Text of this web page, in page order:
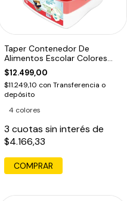
Taper Contenedor De
Alimentos Escolar Colores
Orig Maped Edu
$12.499,00
$11.249,10 con Transferencia o
depósito
4 colores
3 cuotas sin interés de
$4.166,33
COMPRAR